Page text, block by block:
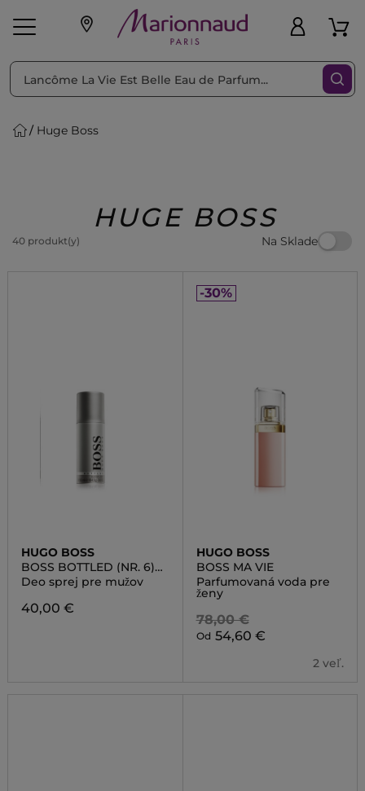
pleť Líčenie
Beauty
Huge Boss
HUGE BOSS
40 produkt(y) Na Sklade
Triediť podľa Filtrovať
HUGO BOSS
BOSS BOTTLED (NR. 6)
DEOSPRAY
Deo sprej pre mužov
40,00 €
-30%
HUGO BOSS
BOSS MA VIE
Parfumovaná voda pre
ženy
78,00 €
Od 54,60 €
2 veľ.